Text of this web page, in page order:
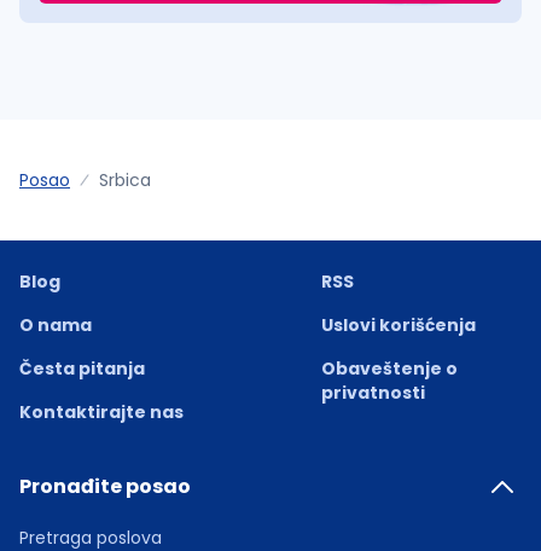
Posao Srbica
Blog
O nama
Česta pitanja
Kontaktirajte nas
RSS
Uslovi korišćenja
Obaveštenje o
privatnosti
Pronađite posao
Pretraga poslova